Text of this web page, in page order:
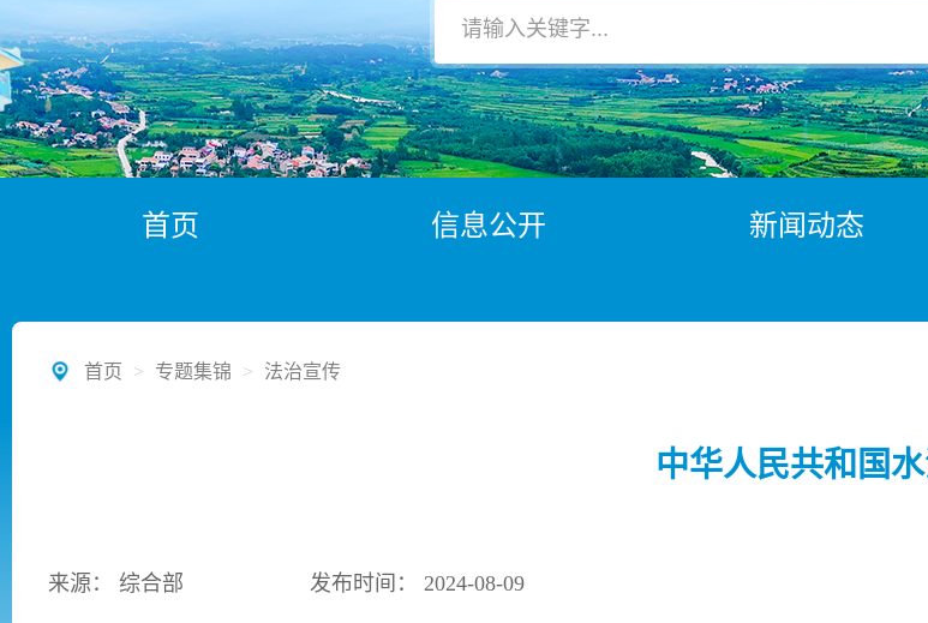
首页 信息公开 新闻动态
首页 > 专题集锦 > 法治宣传
中华人民共和国
来源： 综合部 发布时间： 2024-08-09